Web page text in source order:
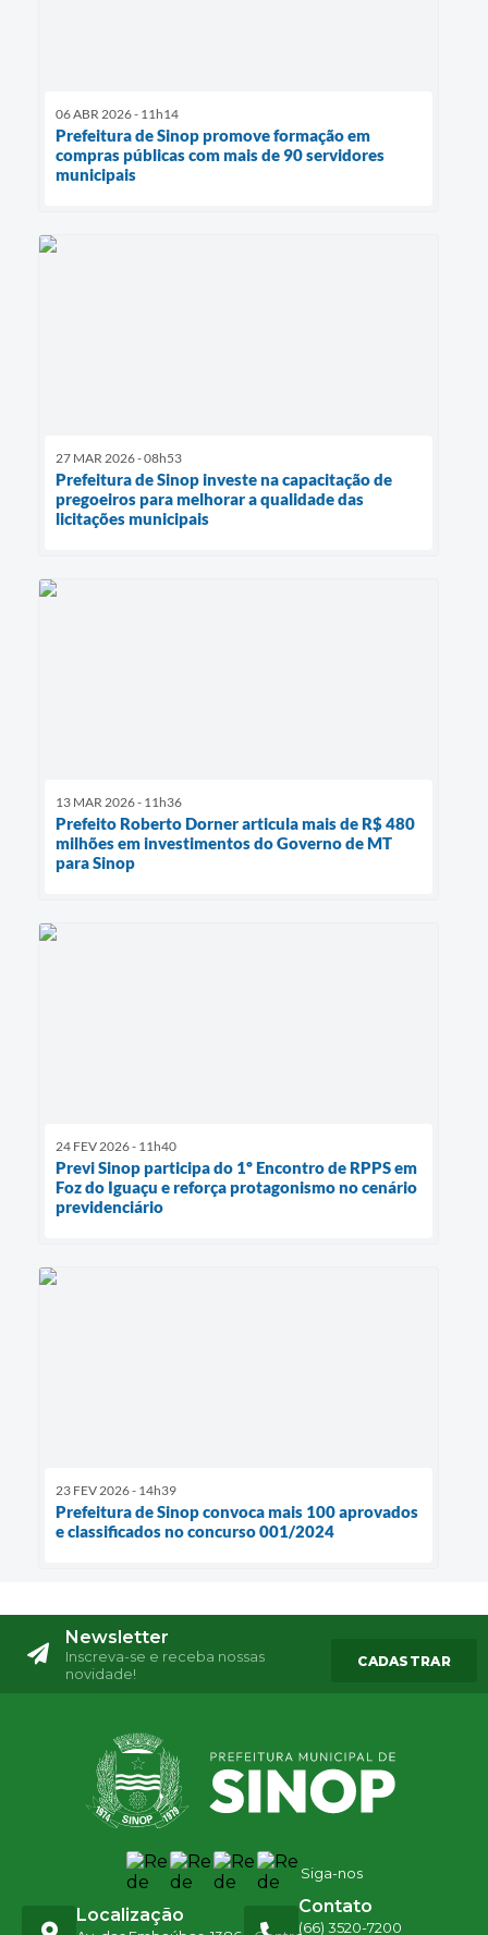
06 ABR 2026 - 11h14
Prefeitura de Sinop promove formação em
compras públicas com mais de 90 servidores
municipais
27 MAR 2026 - 08h53
Prefeitura de Sinop investe na capacitação de
pregoeiros para melhorar a qualidade das
licitações municipais
13 MAR 2026 - 11h36
Prefeito Roberto Dorner articula mais de R$ 480
milhões em investimentos do Governo de MT
para Sinop
24 FEV 2026 - 11h40
Previ Sinop participa do 1º Encontro de RPPS em
Foz do Iguaçu e reforça protagonismo no cenário
previdenciário
23 FEV 2026 - 14h39
Prefeitura de Sinop convoca mais 100 aprovados
e classificados no concurso 001/2024
Newsletter
Inscreva-se e receba nossas
novidade!
CADASTRAR
Siga-nos
Localização Contato
(66) 3520-7200